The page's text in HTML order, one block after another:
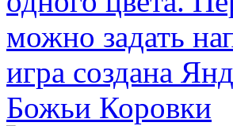
Божьи Коровки